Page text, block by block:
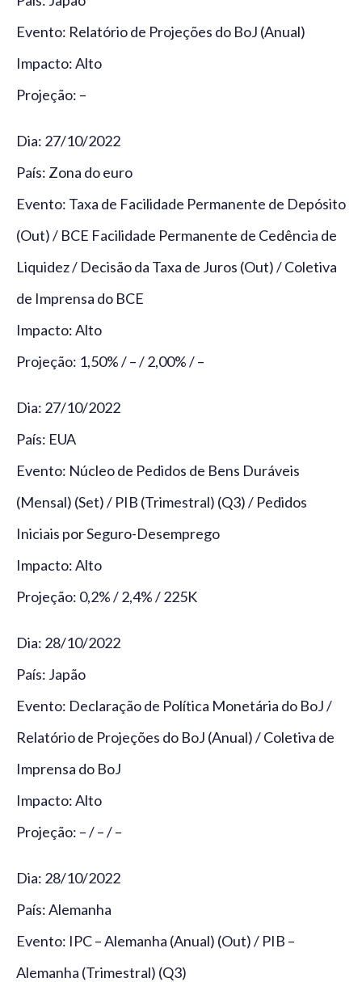
Evento: Relatório de Projeções do BoJ (Anual)
Impacto: Alto
Projeção: –
Dia: 27/10/2022
País: Zona do euro
Evento: Taxa de Facilidade Permanente de Depósito
(Out) / BCE Facilidade Permanente de Cedência de
Liquidez / Decisão da Taxa de Juros (Out) / Coletiva
de Imprensa do BCE
Impacto: Alto
Projeção: 1,50% / – / 2,00% / –
Dia: 27/10/2022
País: EUA
Evento: Núcleo de Pedidos de Bens Duráveis
(Mensal) (Set) / PIB (Trimestral) (Q3) / Pedidos
Iniciais por Seguro-Desemprego
Impacto: Alto
Projeção: 0,2% / 2,4% / 225K
Dia: 28/10/2022
País: Japão
Evento: Declaração de Política Monetária do BoJ /
Relatório de Projeções do BoJ (Anual) / Coletiva de
Imprensa do BoJ
Impacto: Alto
Projeção: – / – / –
Dia: 28/10/2022
País: Alemanha
Evento: IPC – Alemanha (Anual) (Out) / PIB –
Alemanha (Trimestral) (Q3)